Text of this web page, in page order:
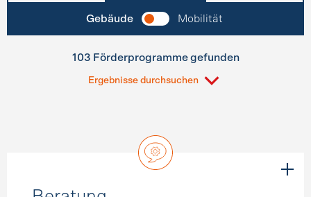
Gebäude Mobilität
103 Förderprogramme gefunden
Ergebnisse durchsuchen